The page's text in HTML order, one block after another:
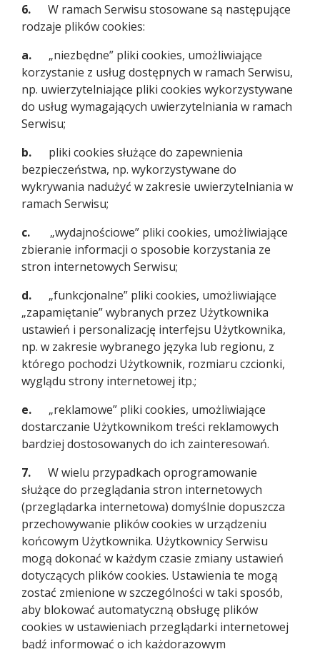
6. W ramach Serwisu stosowane są następujące
rodzaje plików cookies:
a. „niezbędne” pliki cookies, umożliwiające
korzystanie z usług dostępnych w ramach Serwisu,
np. uwierzytelniające pliki cookies wykorzystywane
do usług wymagających uwierzytelniania w ramach
Serwisu;
b. pliki cookies służące do zapewnienia
bezpieczeństwa, np. wykorzystywane do
wykrywania nadużyć w zakresie uwierzytelniania w
ramach Serwisu;
c. „wydajnościowe” pliki cookies, umożliwiające
zbieranie informacji o sposobie korzystania ze
stron internetowych Serwisu;
d. „funkcjonalne” pliki cookies, umożliwiające
„zapamiętanie” wybranych przez Użytkownika
ustawień i personalizację interfejsu Użytkownika,
np. w zakresie wybranego języka lub regionu, z
którego pochodzi Użytkownik, rozmiaru czcionki,
wyglądu strony internetowej itp.;
e. „reklamowe” pliki cookies, umożliwiające
dostarczanie Użytkownikom treści reklamowych
bardziej dostosowanych do ich zainteresowań.
7. W wielu przypadkach oprogramowanie
służące do przeglądania stron internetowych
(przeglądarka internetowa) domyślnie dopuszcza
przechowywanie plików cookies w urządzeniu
końcowym Użytkownika. Użytkownicy Serwisu
mogą dokonać w każdym czasie zmiany ustawień
dotyczących plików cookies. Ustawienia te mogą
zostać zmienione w szczególności w taki sposób,
aby blokować automatyczną obsługę plików
cookies w ustawieniach przeglądarki internetowej
bądź informować o ich każdorazowym